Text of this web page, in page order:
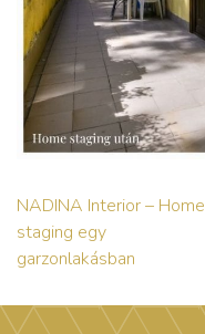
NADINA Interior – Home
staging egy
garzonlakásban